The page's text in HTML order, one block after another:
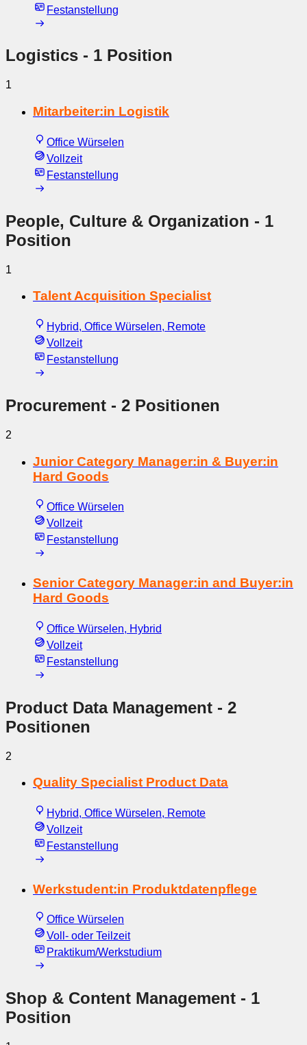
Festanstellung
Logistics - 1 Position
1
Mitarbeiter:in Logistik
Office Würselen
Vollzeit
Festanstellung
People, Culture & Organization - 1
Position
1
Talent Acquisition Specialist
Hybrid, Office Würselen, Remote
Vollzeit
Festanstellung
Procurement - 2 Positionen
2
Junior Category Manager:in & Buyer:in
Hard Goods
Office Würselen
Vollzeit
Festanstellung
Senior Category Manager:in and Buyer:in
Hard Goods
Office Würselen, Hybrid
Vollzeit
Festanstellung
Product Data Management - 2
Positionen
2
Quality Specialist Product Data
Hybrid, Office Würselen, Remote
Vollzeit
Festanstellung
Werkstudent:in Produktdatenpflege
Office Würselen
Voll- oder Teilzeit
Praktikum/Werkstudium
Shop & Content Management - 1
Position